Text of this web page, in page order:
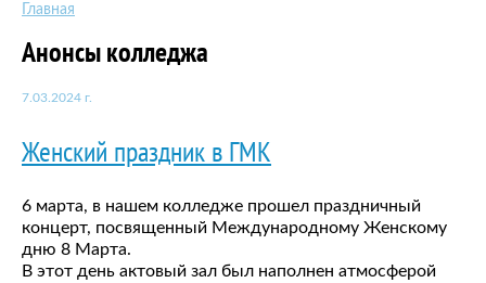
Главная
Анонсы колледжа
7.03.2024 г.
Женский праздник в ГМК
6 марта, в нашем колледже прошел праздничный
концерт, посвященный Международному Женскому
дню 8 Марта.
В этот день актовый зал был наполнен атмосферой